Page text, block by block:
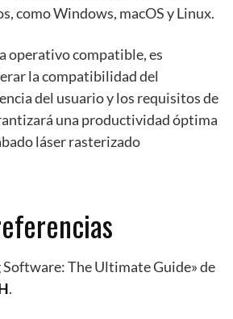
como Windows, macOS y Linux.
operativo compatible, es
la compatibilidad del
del usuario y los requisitos de
una productividad óptima
láser rasterizado
Software: The Ultimate Guide» de
.